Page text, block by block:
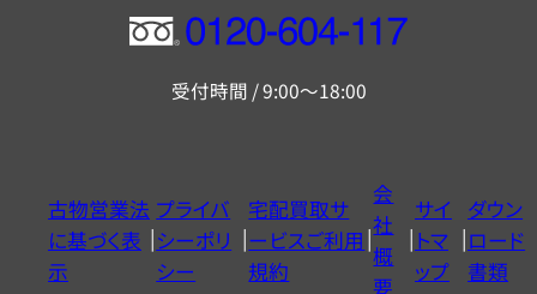
フ
ー
ヤ
ル
0120604117
受付時間 / 9:00～18:00
古物営業法
に基づく表
示
プライバ
シーポリ
シー
宅配買取サ
ービスご利用
規約
会
社
概
要
サイ
トマ
ップ
ダウン
ロード
書類